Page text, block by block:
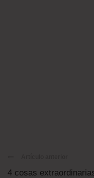
4 cosas